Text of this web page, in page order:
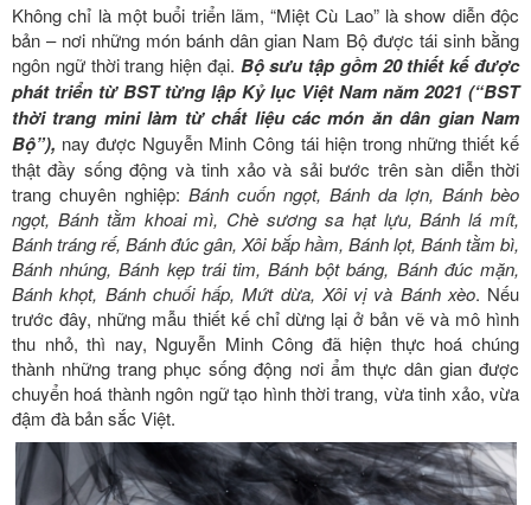
Không chỉ là một buổi triển lãm, “Miệt Cù Lao” là show diễn độc
bản – nơi những món bánh dân gian Nam Bộ được tái sinh bằng
ngôn ngữ thời trang hiện đại. Bộ sưu tập gồm 20 thiết kế được
phát triển từ BST từng lập Kỷ lục Việt Nam năm 2021 (“BST
thời trang mini làm từ chất liệu các món ăn dân gian Nam
Bộ”), nay được Nguyễn Minh Công tái hiện trong những thiết kế
thật đầy sống động và tinh xảo và sải bước trên sàn diễn thời
trang chuyên nghiệp: Bánh cuốn ngọt, Bánh da lợn, Bánh bèo
ngọt, Bánh tằm khoai mì, Chè sương sa hạt lựu, Bánh lá mít,
Bánh tráng rế, Bánh đúc gân, Xôi bắp hầm, Bánh lọt, Bánh tằm bì,
Bánh nhúng, Bánh kẹp trái tim, Bánh bột báng, Bánh đúc mặn,
Bánh khọt, Bánh chuối hấp, Mứt dừa, Xôi vị và Bánh xèo. Nếu
trước đây, những mẫu thiết kế chỉ dừng lại ở bản vẽ và mô hình
thu nhỏ, thì nay, Nguyễn Minh Công đã hiện thực hoá chúng
thành những trang phục sống động nơi ẩm thực dân gian được
chuyển hoá thành ngôn ngữ tạo hình thời trang, vừa tinh xảo, vừa
đậm đà bản sắc Việt.